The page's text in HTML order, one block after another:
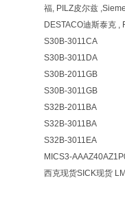
福, PILZ皮尔兹
DESTACO迪斯泰克
S30B-3011CA
S30B-3011DA
S30B-2011GB
S30B-3011GB
S32B-2011BA
S32B-3011BA
S32B-3011EA
MICS3-
西克现货SICK现货